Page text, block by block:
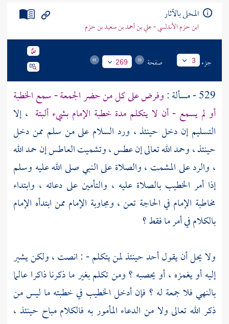
المحلى بالآثار
ابن حزم الأندلسي - علي بن أحمد بن سعيد بن حزم
جزء 3 صفحة 269
529 - مسألة :
وفرض على كل من حضر الجمعة - سمع الخطبة
أو لم يسمع - أن لا يتكلم مدة خطبة الإمام بشيء ألبتة ، إلا
التسليم إن دخل حينئذ ، ورد السلام على من سلم ممن دخل
حينئذ ، وحمد الله تعالى إن عطس ، وتشميت العاطس إن حمد الله
، والرد على المشمت ، والصلاة على النبي صلى الله عليه وسلم
إذا أمر الخطيب بالصلاة عليه ، والتأمين على دعائه ، وابتداء
مخاطبة الإمام في الحاجة تعن ، ومجاوبة الإمام ممن ابتدأه الإمام
بالكلام في أمر ما فقط ؟
ولا يحل أن يقول أحد حينئذ لمن يتكلم - : انصت ، ولكن يشير
إليه أو يغمزه ، أو يحصبه ؟ ومن تكلم بغير ما ذكرنا ذاكرا عالما
بالنهي فلا جمعة له ؟ فإن أدخل الخطيب في خطبته ما ليس من
ذكر الله تعالى ولا من الدعاء المأمور به فالكلام مباح حينئذ ،